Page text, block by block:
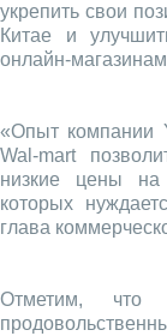
укрепить свои
Китае и
онлайн-
«Опыт компании
Wal-mart
низкие цены
которых
глава
Отметим, что